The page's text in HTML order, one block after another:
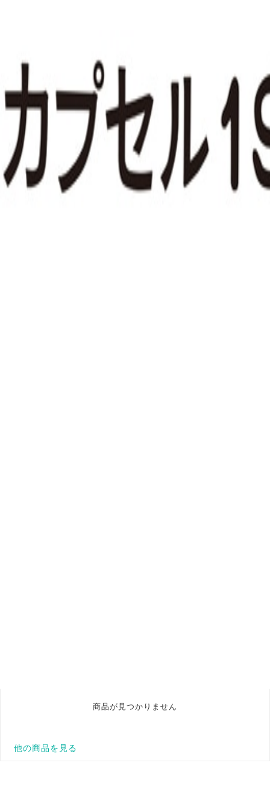
商品が見つかりません
他の商品を見る